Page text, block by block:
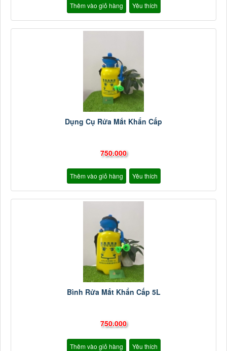
Thêm vào giỏ hàng Yêu thích
Dụng Cụ Rửa Mắt Khẩn Cấp
750.000
Thêm vào giỏ hàng Yêu thích
Bình Rửa Mắt Khẩn Cấp 5L
750.000
Thêm vào giỏ hàng Yêu thích